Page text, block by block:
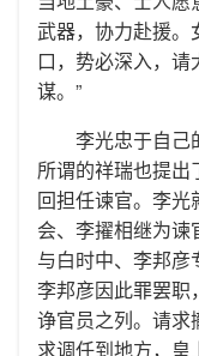
武器，协力赴援。
口，势必深入，
谋。”
李光忠于自己
所谓的祥瑞也提出
回担任谏官。李光
会、李擢相继为谏
与白时中、李邦彦
李邦彦因此罪罢职
诤官员之列。请求
求调任到地方，皇